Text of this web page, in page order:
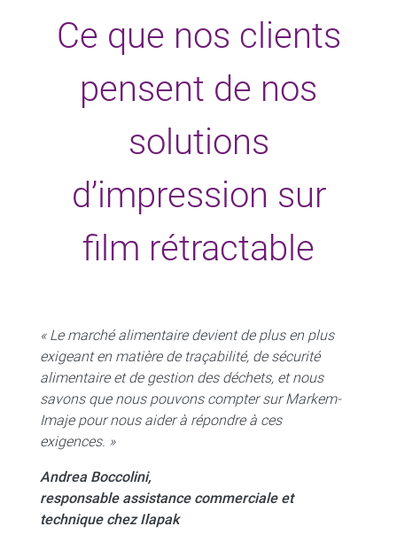
Ce que nos clients
pensent de nos
solutions
d’impression sur
film rétractable
« Le marché alimentaire devient de plus en plus
exigeant en matière de traçabilité, de sécurité
alimentaire et de gestion des déchets, et nous
savons que nous pouvons compter sur Markem-
Imaje pour nous aider à répondre à ces
exigences. »
Andrea Boccolini,
responsable assistance commerciale et
technique chez Ilapak